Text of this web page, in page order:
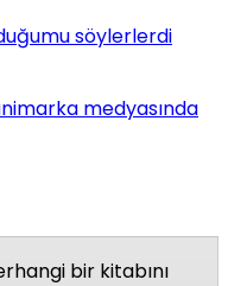
söylerlerdi
medyasında
bir kitabını